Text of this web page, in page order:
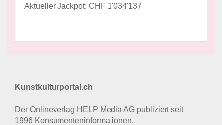
Aktueller Jackpot: CHF 1'034'137
Kunstkulturportal.ch
Der Onlineverlag HELP Media AG publiziert seit
1996 Konsumenten­informationen.